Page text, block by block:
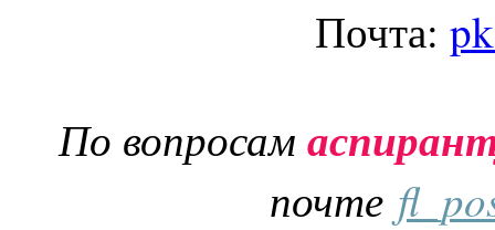
Почта:
По вопросам
почте